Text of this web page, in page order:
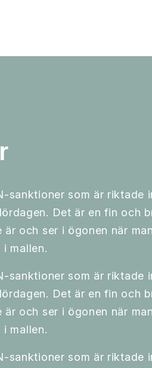
sanktioner som är riktade
Det är en fin och
och ser i ögonen när
mallen.
sanktioner som är riktade
Det är en fin och
och ser i ögonen när
mallen.
sanktioner som är riktade